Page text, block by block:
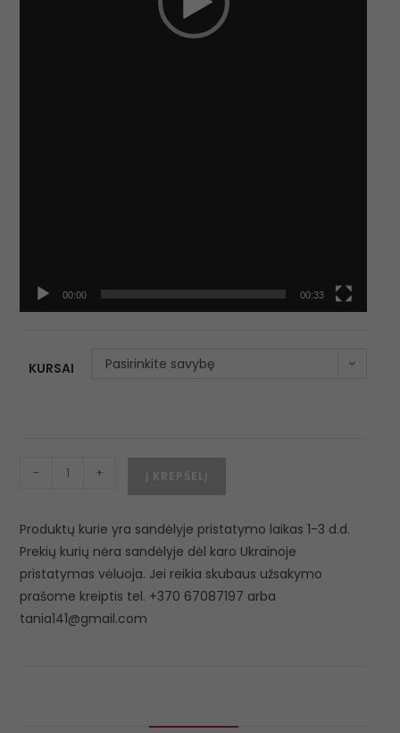
00:00 00:33
KURSAI Pasirinkite savybę
- + Į KREPŠELĮ
Produktų kurie yra sandėlyje pristatymo laikas 1-3 d.d.
Prekių kurių nėra sandėlyje dėl karo Ukrainoje
pristatymas vėluoja. Jei reikia skubaus užsakymo
prašome kreiptis tel. +370 67087197 arba
tania141@gmail.com